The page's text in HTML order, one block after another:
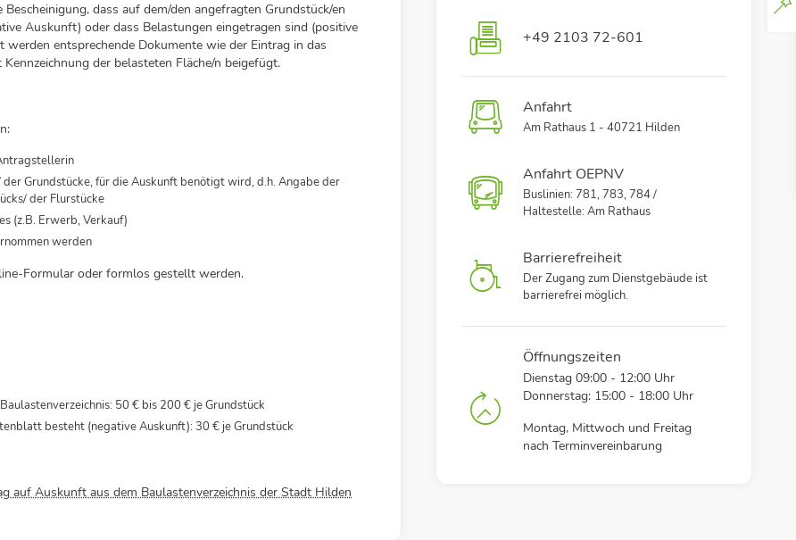
dass auf dem/den angefragten Grundstück/en
Auskunft) oder dass Belastungen eingetragen sind (positive
entsprechende Dokumente wie der Eintrag in das
der belasteten Fläche/n beigefügt.
Grundstücke, für die Auskunft benötigt wird, d.h. Angabe der
der Flurstücke
(z.B. Erwerb, Verkauf)
werden
Formular oder formlos gestellt werden.
50 € bis 200 € je Grundstück
besteht (negative Auskunft): 30 € je Grundstück
auf Auskunft aus dem Baulastenverzeichnis der Stadt Hilden
+49 2103 72-601
Anfahrt
Am Rathaus 1 - 40721 Hilden
Anfahrt OEPNV
Buslinien: 781, 783, 784 /
Haltestelle: Am Rathaus
Barrierefreiheit
Der Zugang zum Dienstgebäude ist
barrierefrei möglich.
Öffnungszeiten
Dienstag 09:00 - 12:00 Uhr
Donnerstag: 15:00 - 18:00 Uhr
Montag, Mittwoch und Freitag
nach Terminvereinbarung